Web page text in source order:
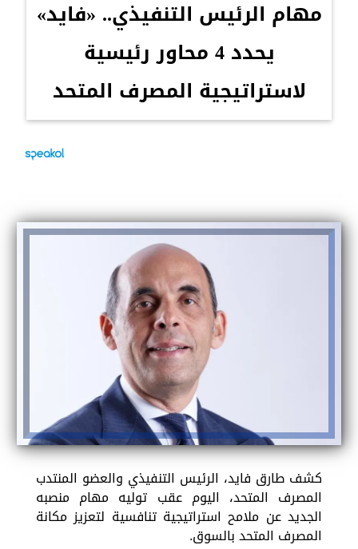
مهام الرئيس التنفيذي.. «فايد»
يحدد 4 محاور رئيسية
لاستراتيجية المصرف المتحد
كشف طارق فايد، الرئيس التنفيذي والعضو المنتدب
المصرف المتحد، اليوم عقب توليه مهام منصبه
الجديد عن ملامح استراتيجية تنافسية لتعزيز مكانة
المصرف المتحد بالسوق.